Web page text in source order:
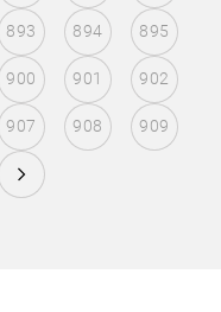
893 894 895
900 901 902
907 908 909